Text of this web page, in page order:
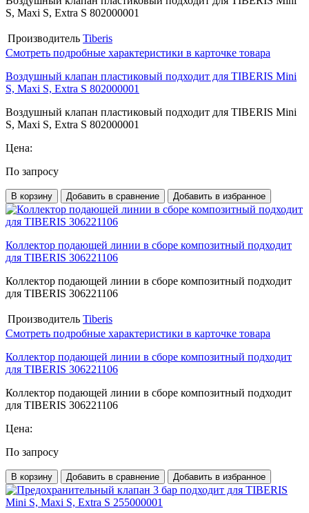
S, Maxi S, Extra S 802000001
Производитель Tiberis
Смотреть подробные характеристики в карточке товара
Воздушный клапан пластиковый подходит для TIBERIS Mini
S, Maxi S, Extra S 802000001
Воздушный клапан пластиковый подходит для TIBERIS Mini
S, Maxi S, Extra S 802000001
Цена:
По запросу
В корзину Добавить в сравнение Добавить в избранное
Коллектор подающей линии в сборе композитный подходит
для TIBERIS 306221106
Коллектор подающей линии в сборе композитный подходит
для TIBERIS 306221106
Производитель Tiberis
Смотреть подробные характеристики в карточке товара
Коллектор подающей линии в сборе композитный подходит
для TIBERIS 306221106
Коллектор подающей линии в сборе композитный подходит
для TIBERIS 306221106
Цена:
По запросу
В корзину Добавить в сравнение Добавить в избранное